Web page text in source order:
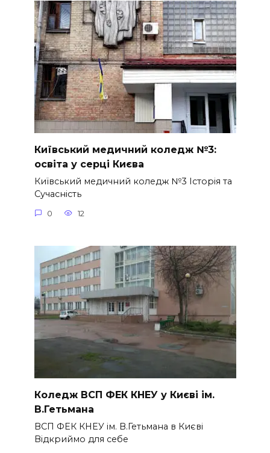
Київський медичний коледж №3:
освіта у серці Києва
Київський медичний коледж №3 Історія та
Сучасність
0 12
Коледж ВСП ФЕК КНЕУ у Києві ім.
В.Гетьмана
ВСП ФЕК КНЕУ ім. В.Гетьмана в Києві
Відкриймо для себе